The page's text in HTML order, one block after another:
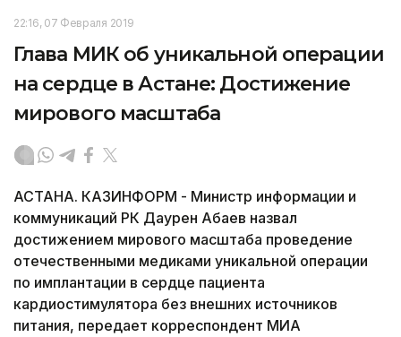
22:16, 07 Февраля 2019
Глава МИК об уникальной операции
на сердце в Астане: Достижение
мирового масштаба
АСТАНА. КАЗИНФОРМ - Министр информации и
коммуникаций РК Даурен Абаев назвал
достижением мирового масштаба проведение
отечественными медиками уникальной операции
по имплантации в сердце пациента
кардиостимулятора без внешних источников
питания, передает корреспондент МИА